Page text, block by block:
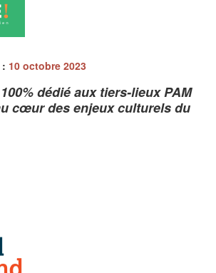
10 octobre 2023
dédié aux tiers-lieux PAM
cœur des enjeux culturels du